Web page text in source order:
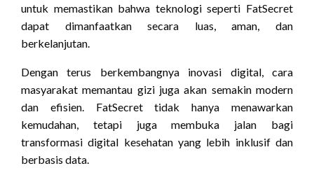
untuk memastikan bahwa teknologi seperti FatSecret
dapat dimanfaatkan secara luas, aman, dan
berkelanjutan.
Dengan terus berkembangnya inovasi digital, cara
masyarakat memantau gizi juga akan semakin modern
dan efisien. FatSecret tidak hanya menawarkan
kemudahan, tetapi juga membuka jalan bagi
transformasi digital kesehatan yang lebih inklusif dan
berbasis data.